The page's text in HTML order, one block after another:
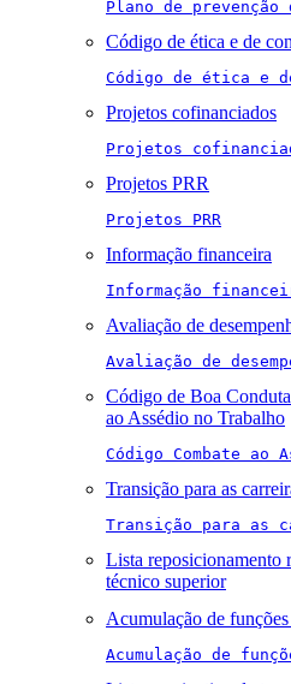
Plano de
Código de ética e de
Código de ética e
Projetos cofinanciados
Projetos
Projetos PRR
Projetos PRR
Informação financeira
Informação
Avaliação de
Avaliação de
Código de Boa
ao Assédio no Trabalho
Código Combate ao
Transição para as
Transição para as
Lista reposicionamento
técnico superior
Acumulação de
Acumulação de